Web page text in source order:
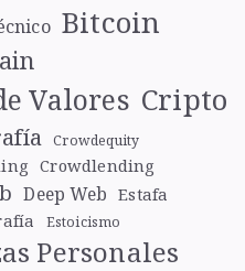
Bitcoin
Valores Cripto
Crowdequity
Crowdlending
Deep Web Estafa
Estoicismo
Personales